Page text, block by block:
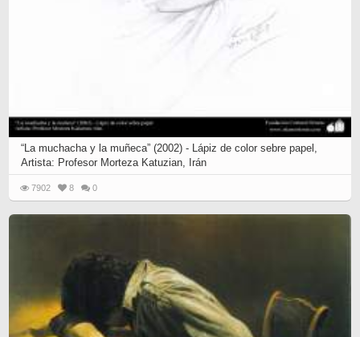
“La muchacha y la muñeca” (2002) - Lápiz de color sebre papel,
Artista: Profesor Morteza Katuzian, Irán
7902 8 0